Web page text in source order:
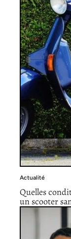
Actualité
Quelles
un scooter